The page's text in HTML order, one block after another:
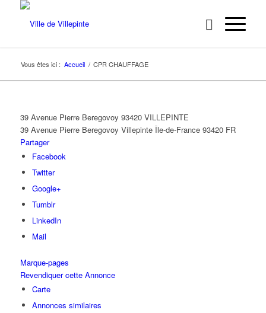
Vous êtes ici : Accueil / CPR CHAUFFAGE
39 Avenue Pierre Beregovoy 93420 VILLEPINTE
39 Avenue Pierre Beregovoy Villepinte Île-de-France 93420 FR
Partager
Facebook
Twitter
Google+
Tumblr
LinkedIn
Mail
Marque-pages
Revendiquer cette Annonce
Carte
Annonces similaires